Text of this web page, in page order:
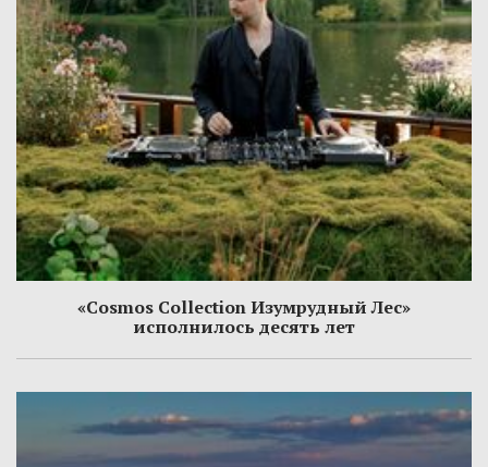
«Cosmos Collection Изумрудный Лес»
исполнилось десять лет